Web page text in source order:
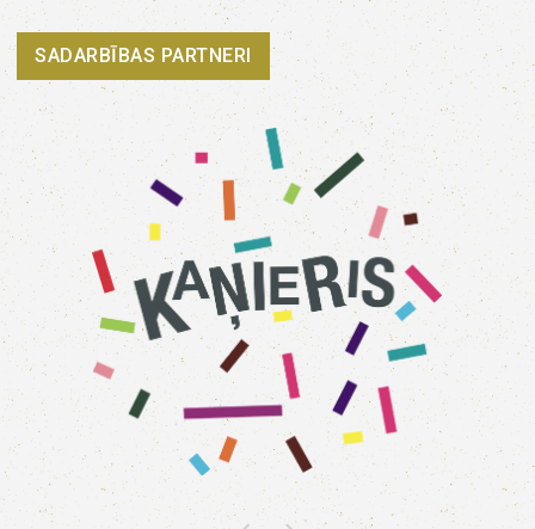
SADARBĪBAS PARTNERI